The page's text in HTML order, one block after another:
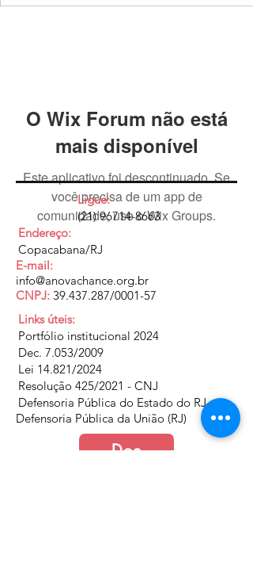
O Wix Forum não está
mais disponível
Este aplicativo foi descontinuado. Se
você precisa de um app de
comunidade, use o Wix Groups.
Ligue:
(21) 96714-8663
Endereço:
Copacabana/RJ
E-mail:
info@anovachance.org.br
CNPJ: 39.437.287/0001-57
Links úteis:
Portfólio institucional 2024
Dec. 7.053/2009
Lei 14.821/2024
Resolução 425/2021 - CNJ
Defensoria Pública do Estado do RJ
Defensoria Pública da União (RJ)
Doe